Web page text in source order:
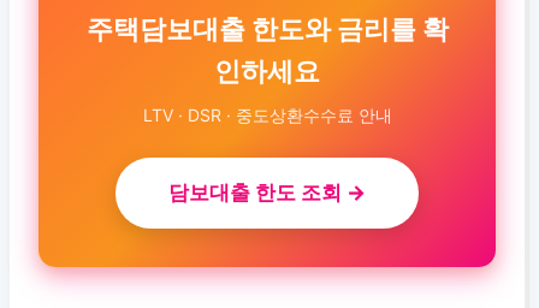
주택담보대출 한도와 금리를 확
인하세요
LTV · DSR · 중도상환수수료 안내
담보대출 한도 조회 →